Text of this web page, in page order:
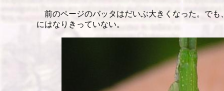
前のページのバッタはだいぶ大きくなった。でも
にはなりきっていない。